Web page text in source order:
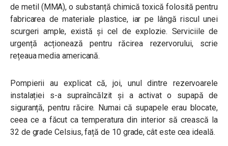
de metil (MMA), o substanță chimică toxică folosită pentru
fabricarea de materiale plastice, iar pe lângă riscul unei
scurgeri ample, există și cel de explozie. Serviciile de
urgență acționează pentru răcirea rezervorului, scrie
rețeaua media americană.
Pompierii au explicat că, joi, unul dintre rezervoarele
instalației s-a supraîncălzit și a activat o supapă de
siguranță, pentru răcire. Numai că supapele erau blocate,
ceea ce a făcut ca temperatura din interior să crească la
32 de grade Celsius, față de 10 grade, cât este cea ideală.